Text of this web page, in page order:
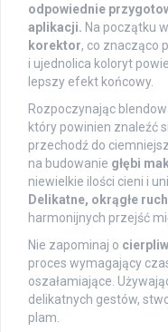
odpowiednie
aplikacji. Na początku
korektor, co znacząco
i ujednolica koloryt
lepszy efekt końcowy.
Rozpoczynając
który powinien znaleźć
przechodź do
na budowanie głębi
niewielkie ilości cieni i
Delikatne, okrągłe
harmonijnych przejść
Nie zapominaj o
proces wymagający
oszałamiające.
delikatnych gestów,
plam.